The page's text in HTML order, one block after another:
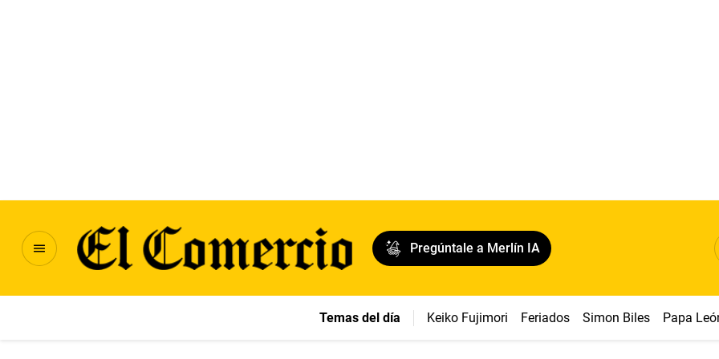
Pregúntale a Merlín IA
Temas del día Keiko Fujimori Feriados Simon Biles Papa